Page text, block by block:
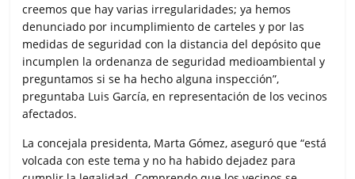
creemos que hay varias irregularidades; ya hemos
denunciado por incumplimiento de carteles y por las
medidas de seguridad con la distancia del depósito que
incumplen la ordenanza de seguridad medioambiental y
preguntamos si se ha hecho alguna inspección”,
preguntaba Luis García, en representación de los vecinos
afectados.
La concejala presidenta, Marta Gómez, aseguró que “está
volcada con este tema y no ha habido dejadez para